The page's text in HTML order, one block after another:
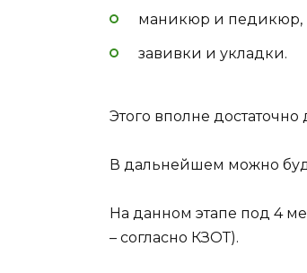
маникюр и педикюр,
завивки и укладки.
Этого вполне достаточно
В дальнейшем можно
На данном этапе под 4
– согласно КЗОТ).